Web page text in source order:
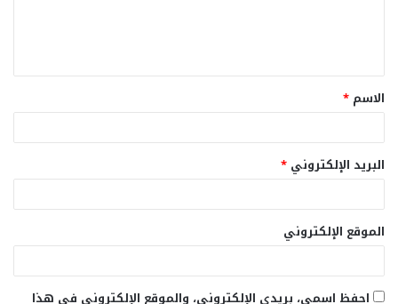
ق
*
الاسم *
البريد الإلكتروني *
الموقع الإلكتروني
احفظ اسمي، بريدي الإلكتروني، والموقع الإلكتروني في هذا